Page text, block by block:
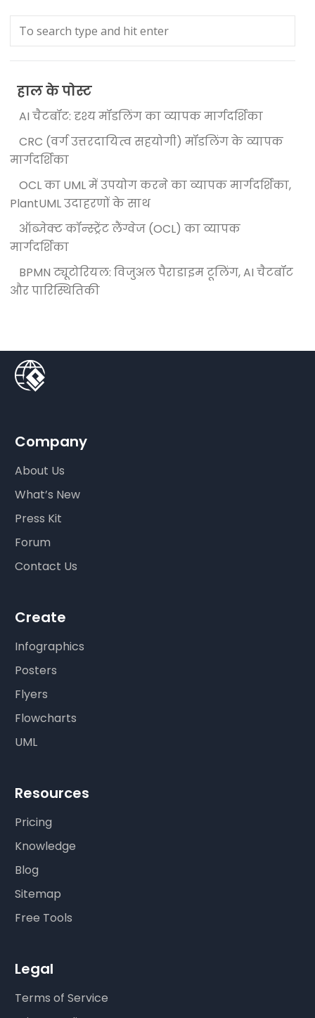
हाल के पोस्ट
AI चैटबॉट: दृश्य मॉडलिंग का व्यापक मार्गदर्शिका
CRC (वर्ग उत्तरदायित्व सहयोगी) मॉडलिंग के व्यापक
मार्गदर्शिका
OCL का UML में उपयोग करने का व्यापक मार्गदर्शिका,
PlantUML उदाहरणों के साथ
ऑब्जेक्ट कॉन्स्ट्रेंट लैंग्वेज (OCL) का व्यापक
मार्गदर्शिका
BPMN ट्यूटोरियल: विजुअल पैराडाइम टूलिंग, AI चैटबॉट
और पारिस्थितिकी
Company
About Us
What’s New
Press Kit
Forum
Contact Us
Create
Infographics
Posters
Flyers
Flowcharts
UML
Resources
Pricing
Knowledge
Blog
Sitemap
Free Tools
Legal
Terms of Service